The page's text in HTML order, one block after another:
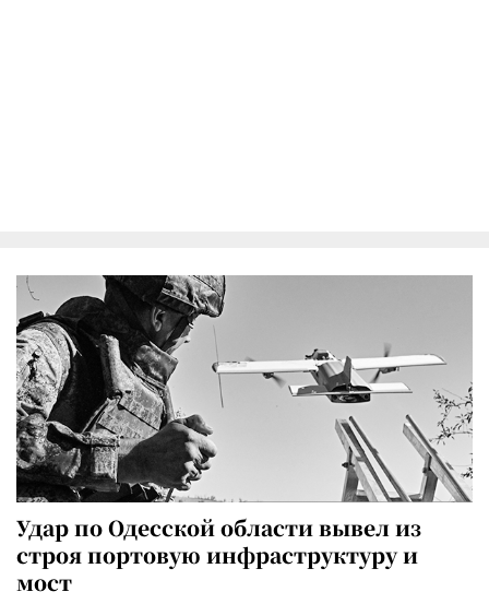
Удар по Одесской области вывел из
строя портовую инфраструктуру и
мост